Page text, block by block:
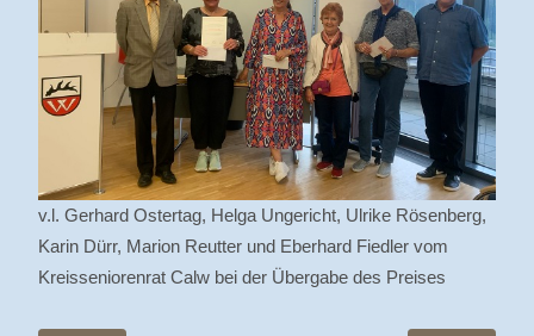
v.l. Gerhard Ostertag, Helga Ungericht, Ulrike Rösenberg,
Karin Dürr, Marion Reutter und Eberhard Fiedler vom
Kreisseniorenrat Calw bei der Übergabe des Preises